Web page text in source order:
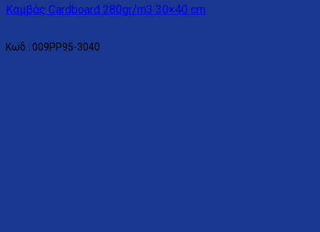
Καμβάς Cardboard 280gr/m3 30×40 cm
Κωδ.: 009PP95-3040